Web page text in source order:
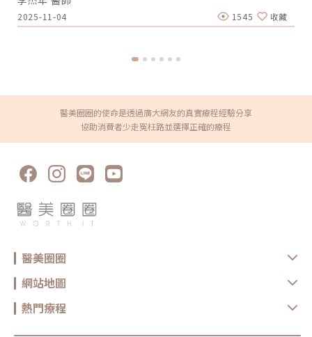
02:36 迷思二、打完下巴蘋果肌看起來怪怪的？03:30 迷思三、臉部鬆
弛只能做拉皮嗎？05:00 總結LINE官方帳號一對一咨詢👉
https://reurl.cc/x3EQZN歡迎訂閱我的頻道👉
李杰年醫師FB👉https://reurl.cc/Mzk0nm杰膚美診所地址：104台北
2025-11-04 1545 收藏
醫美圈圈的使命是透過廣大網友的真實療程經驗分享
協助消費者少走冤枉路並選擇正確的療程
醫美圈圈
網站地圖
熱門療程